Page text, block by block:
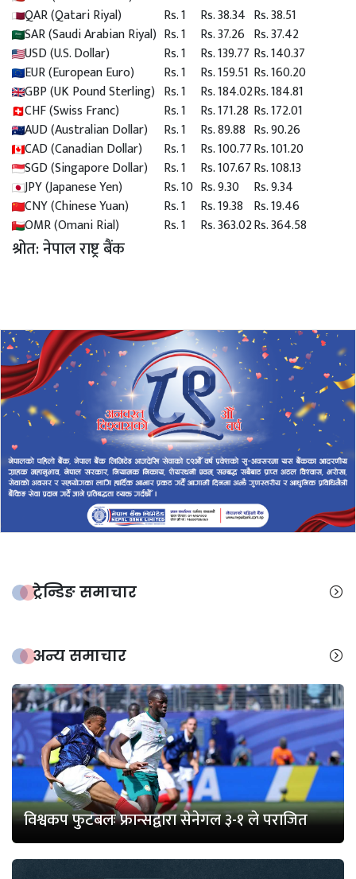
QAR (Qatari Riyal)
Rs. 1 Rs. 38.34 Rs. 38.51
SAR (Saudi Arabian Riyal) Rs. 1 Rs. 37.26 Rs. 37.42
USD (U.S. Dollar)
Rs. 1 Rs. 139.77 Rs. 140.37
EUR (European Euro)
Rs. 1 Rs. 159.51 Rs. 160.20
GBP (UK Pound Sterling) Rs. 1 Rs. 184.02Rs. 184.81
CHF (Swiss Franc)
Rs. 1 Rs. 171.28 Rs. 172.01
AUD (Australian Dollar)
Rs. 1 Rs. 89.88 Rs. 90.26
CAD (Canadian Dollar)
Rs. 1 Rs. 100.77Rs. 101.20
SGD (Singapore Dollar)
Rs. 1 Rs. 107.67Rs. 108.13
JPY (Japanese Yen)
Rs. 10 Rs. 9.30
Rs. 9.34
CNY (Chinese Yuan)
Rs. 1 Rs. 19.38 Rs. 19.46
OMR (Omani Rial)
Rs. 1 Rs. 363.02Rs. 364.58
श्रोत: नेपाल राष्ट्र बैंक
ट्रेन्डिङ समाचार
अन्य समाचार
विश्वकप फुटबलः फ्रान्सद्वारा सेनेगल ३-१ ले पराजित